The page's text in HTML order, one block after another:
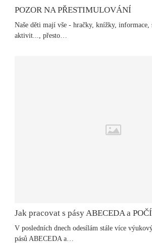
POZOR NA PŘESTIMULOVÁNÍ
Naše děti mají vše - hračky, knížky, informace,
aktivit..., přesto…
Jak pracovat s pásy ABECEDA a
V posledních dnech odesílám stále více
pásů ABECEDA a…